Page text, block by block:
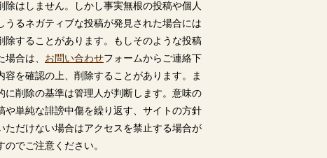
除はしません。しかし事実無根の投稿や個人
うるネガティブな投稿が発見された場合には
除することがあります。もしそのような投稿
場合は、 お問い合わせフォームからご連絡下
容を確認の上、削除することがあります。ま
に削除の基準は管理人が判断します。意味の
や単純な誹謗中傷を繰り返す、サイトの方針
ただけない場合はアクセスを禁止する場合が
のでご注意ください。